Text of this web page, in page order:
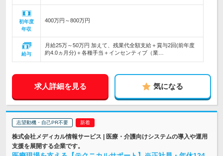
初年度
年収
400万円～800万円
給与
月給25万～50万円 加えて、残業代全額支給＋賞与2回(前年度
約4.0ヵ月分)＋各種手当＋インセンティブ（業…
求人詳細を見る 気になる
志望動機・自己PR不要
株式会社メディカル情報サービス | 医療・介護向けシステムの導入や運用
支援を展開する企業です。